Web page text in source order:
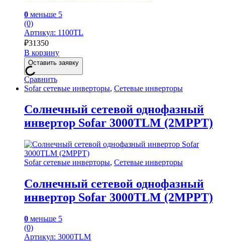
0 меньше 5
(0)
Артикул: 1100TL
₽31350
В корзину
Оставить заявку
Сравнить
Sofar сетевые инверторы, Сетевые инверторы
Солнечный сетевой однофазный
инвертор Sofar 3000TLM (2MPPT)
Sofar сетевые инверторы, Сетевые инверторы
Солнечный сетевой однофазный
инвертор Sofar 3000TLM (2MPPT)
0 меньше 5
(0)
Артикул: 3000TLM